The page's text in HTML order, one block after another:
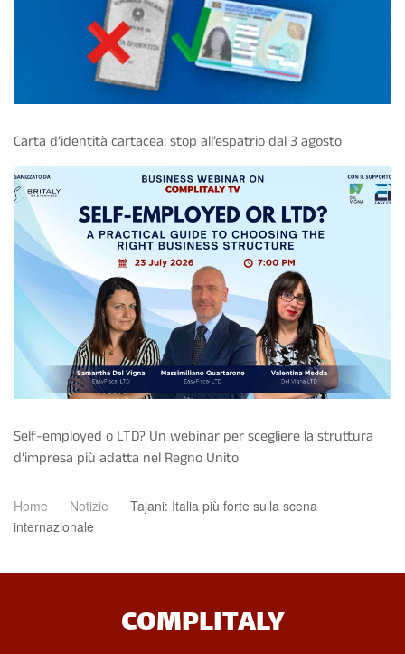
Carta d’identità cartacea: stop all’espatrio dal 3 agosto
Self-employed o LTD? Un webinar per scegliere la struttura
d’impresa più adatta nel Regno Unito
Home Notizie
Tajani: Italia più forte sulla scena
internazionale
COMPLITALY